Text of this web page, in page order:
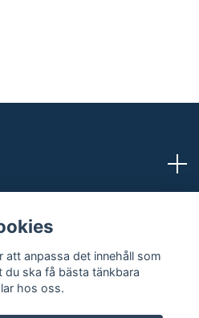
att anpassa det innehåll som
ska få bästa tänkbara
hos oss.